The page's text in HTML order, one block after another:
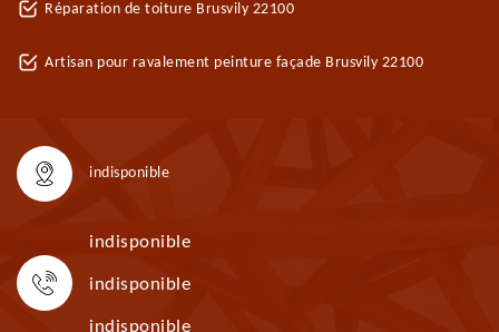
Réparation de toiture Brusvily 22100
Artisan pour ravalement peinture façade Brusvily 22100
indisponible
indisponible
indisponible
indisponible